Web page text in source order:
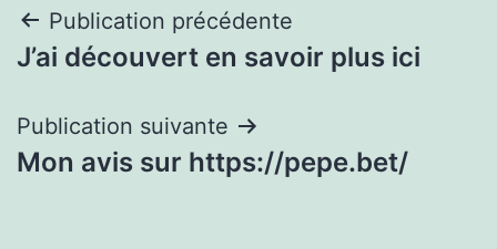
Navigation
de
l’article
Publication précédente
J’ai découvert en savoir plus ici
Publication suivante
Mon avis sur https://pepe.bet/